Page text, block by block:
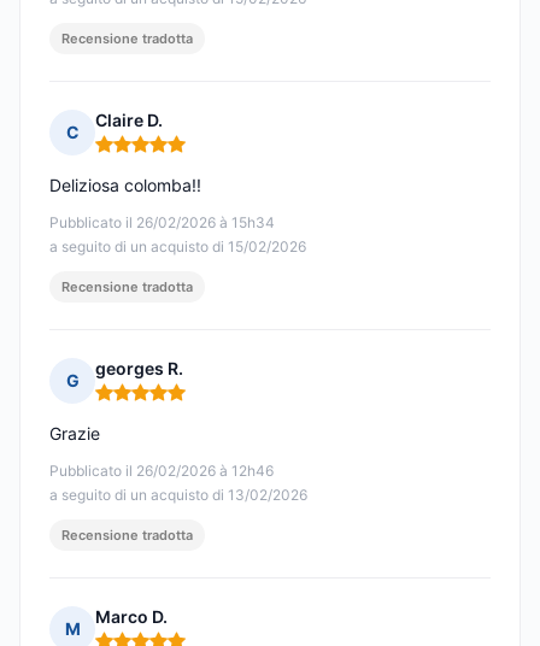
Recensione tradotta
C
Claire D.
Nota: 5 su 5
Pubblicato il 26/02/2026 à 15h34
a seguito di un acquisto di 15/02/2026
Deliziosa colomba!!
Recensione tradotta
G
georges R.
Nota: 5 su 5
Pubblicato il 26/02/2026 à 12h46
a seguito di un acquisto di 13/02/2026
Grazie
Recensione tradotta
M
Marco D.